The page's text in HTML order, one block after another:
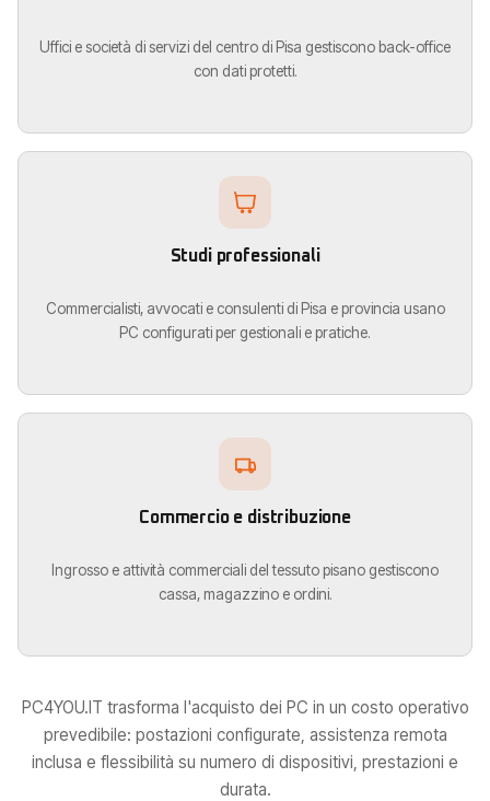
Uffici e società di servizi del centro di Pisa gestiscono back-office
con dati protetti.
Studi professionali
Commercialisti, avvocati e consulenti di Pisa e provincia usano
PC configurati per gestionali e pratiche.
Commercio e distribuzione
Ingrosso e attività commerciali del tessuto pisano gestiscono
cassa, magazzino e ordini.
PC4YOU.IT trasforma l'acquisto dei PC in un costo operativo
prevedibile: postazioni configurate, assistenza remota
inclusa e flessibilità su numero di dispositivi, prestazioni e
durata.